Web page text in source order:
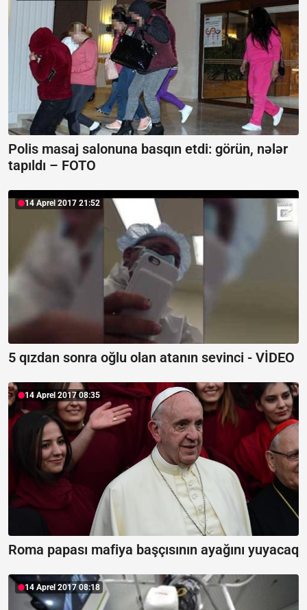
Polis masaj salonuna basqın etdi: görün, nələr
tapıldı – FOTO
14 Aprel 2017 21:52
5 qızdan sonra oğlu olan atanın sevinci - VİDEO
14 Aprel 2017 08:35
Roma papası mafiya başçısının ayağını yuyacaq
14 Aprel 2017 08:18